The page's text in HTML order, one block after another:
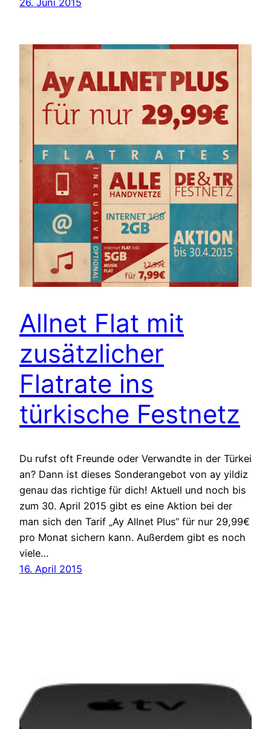
Allnet Flat mit
zusätzlicher
Flatrate ins
türkische Festnetz
Du rufst oft Freunde oder Verwandte in der Türkei
an? Dann ist dieses Sonderangebot von ay yildiz
genau das richtige für dich! Aktuell und noch bis
zum 30. April 2015 gibt es eine Aktion bei der
man sich den Tarif „Ay Allnet Plus“ für nur 29,99€
pro Monat sichern kann. Außerdem gibt es noch
viele…
16. April 2015